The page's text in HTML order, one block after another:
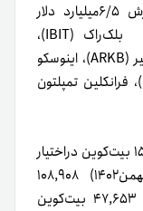
به ارزش ۶/۵میلیارد دلار
دراختیار دارند. این ETFها عبارت‌اند از: بلک‌راک (IBIT)،
فیدلیتی (FBTC)، بیتوایز (BITB)، آرک ۲۱شیر (ARKB)، اینوسکو
(BTCO)، ون‌اک (HODL)، والکیری (BRRR)، فرانکلین تمپلتون
ETFهای جدید بیت کوین در‌مجموع ۱۵۰,۸۴۶ بیت‌کوین در‌اختیار
دارند. این میزان در ۲۲ژانویه۲۰۲۴ (۲بهمن۱۴۰۲) ۱۰۸,۹۰۸
بیت‌کوین و در ۱۶ژانویه۲۰۲۴ (۲۶دی۱۴۰۲) ۴۷,۶۵۳ بیت‌کوین